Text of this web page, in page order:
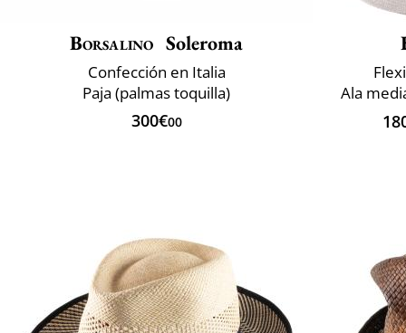
Borsalino Soleroma
Confección en Italia
Paja (palmas toquilla)
300€00
Ala